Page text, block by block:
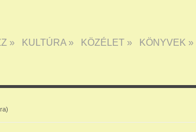
» KULTÚRA » KÖZÉLET » KÖNYVEK »